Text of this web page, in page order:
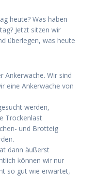
heute? Was haben
Jetzt sitzen wir
überlegen, was heute
Ankerwache. Wir sind
eine Ankerwache von
werden,
Trockenlast
und Brotteig
dann äußerst
können wir nur
so gut wie erwartet,